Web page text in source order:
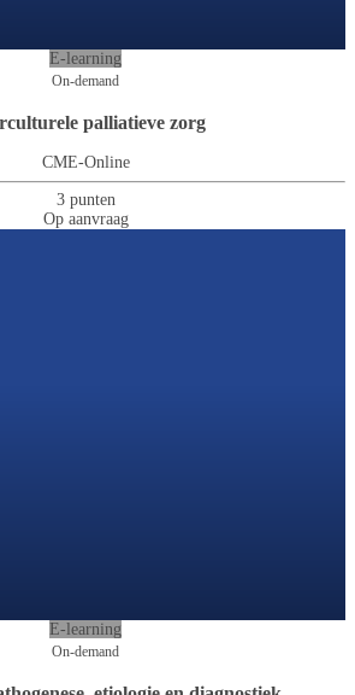
E-learning
On-demand
palliatieve zorg
CME-Online
3 punten
Op aanvraag
E-learning
On-demand